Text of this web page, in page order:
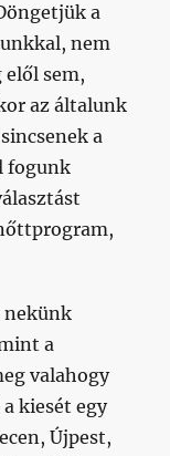
a
nem
sem,
az általunk
a
fogunk
nekünk
a
valahogy
kiesét egy
Újpest,